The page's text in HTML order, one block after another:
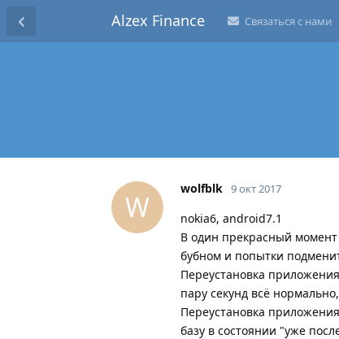
Alzex Finance Связаться с нами
W
wolfblk 9 окт 2017
nokia6, android7.1
В один прекрасный момент
бубном и попытки
Переустановка
пару секунд всё
Переустановка
базу в состоянии "уже